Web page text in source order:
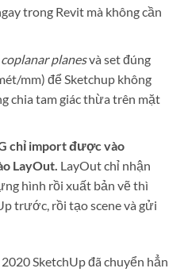
trong Revit mà không cần
planesvà set đúng
mm) để Sketchup không
chia tam giác thừa trên mặt
chỉ import được vào
LayOut. LayOut chỉ nhận
hình rồi xuất bản vẽ thì
trước, rồi tạo scene và gửi
SketchUp đã chuyển hẳn